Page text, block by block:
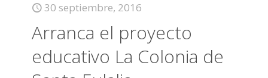
30 septiembre, 2016
Arranca el proyecto
educativo La Colonia de